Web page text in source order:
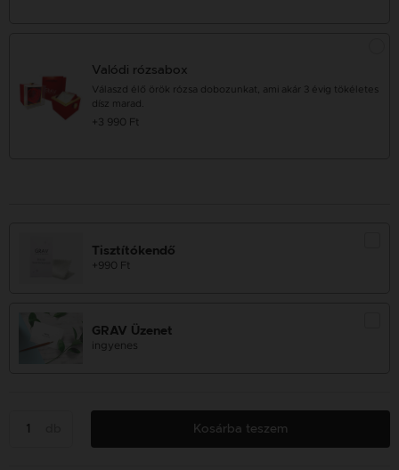
Valódi rózsabox
Válaszd élő örök rózsa dobozunkat, ami akár 3 évig tökéletes
dísz marad.
+3 990 Ft
Tisztítókendő
+990 Ft
GRAV Üzenet
ingyenes
Kosárba teszem